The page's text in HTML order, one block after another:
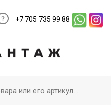
+7 705 735 99 88